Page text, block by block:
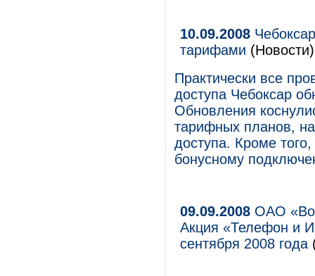
10.09.2008
тарифами (Новости)
Практически все
доступа Чебоксар
Обновления
тарифных планов,
доступа. Кроме
бонусному
09.09.2008 ОАО
Акция «Телефон и
сентября 2008 года